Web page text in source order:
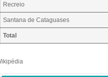
Recreio
Santana de Cataguases
Total